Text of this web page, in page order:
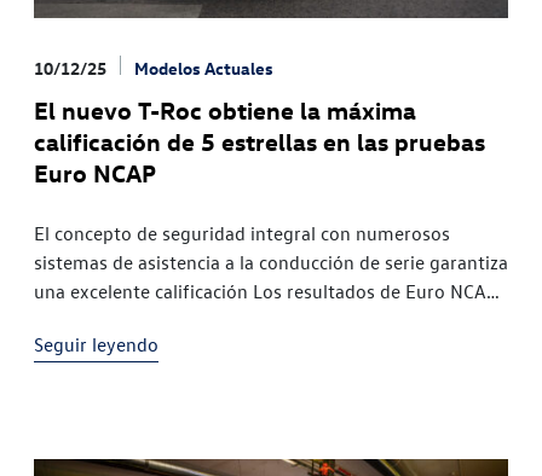
10/12/25 Modelos Actuales
El nuevo T-Roc obtiene la máxima
calificación de 5 estrellas en las pruebas
Euro NCAP
El concepto de seguridad integral con numerosos
sistemas de asistencia a la conducción de serie garantiza
una excelente calificación Los resultados de Euro NCAP
los vehículos
Seguir leyendo